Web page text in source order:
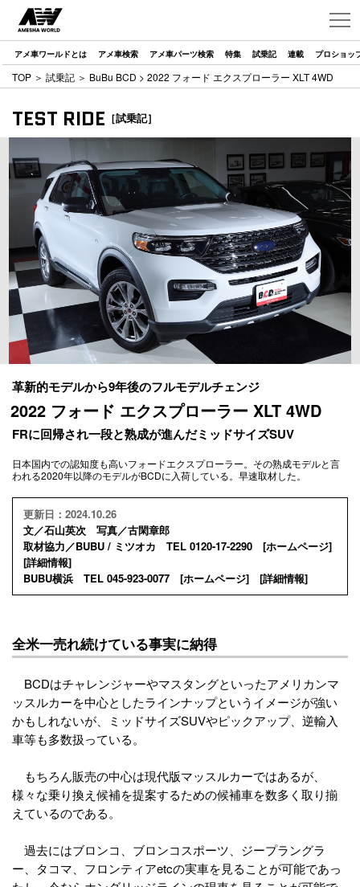
アメ車ワールドとは アメ車検索 アメ車パーツ検索 特集 試乗記 連載 プロショッ
TOP ＞ 試乗記 ＞ BuBu BCD > 2022 フォード エクスプローラー XLT 4WD
TEST RIDE ［試乗記］
革新的モデルから9年後のフルモデルチェンジ
2022 フォード エクスプローラー XLT 4WD
FRに回帰され一段と熟成が進んだミッドサイズSUV
日本国内での認知度も高いフォードエクスプローラー。その熟成モデルと言
われる2020年以降のモデルがBCDに入荷している。早速取材した。
更新日：2024.10.26
文／石山英次 写真／古閑章郎
取材協力／BUBU / ミツオカ TEL 0120-17-2290 [ホームページ]
[詳細情報]
BUBU横浜 TEL 045-923-0077 [ホームページ] [詳細情報]
全米一売れ続けている事実に納得
BCDはチャレンジャーやマスタングといったアメリカンマ
ッスルカーを中心としたラインナップというイメージが強い
かもしれないが、ミッドサイズSUVやピックアップ、逆輸入
車等も多数扱っている。
もちろん販売の中心は現代版マッスルカーではあるが、
様々な乗り換え候補を提案するための候補車を数多く取り揃
えているのである。
過去にはブロンコ、ブロンコスポーツ、ジープラングラ
ー、タコマ、フロンティアetcの実車を見ることが可能であっ